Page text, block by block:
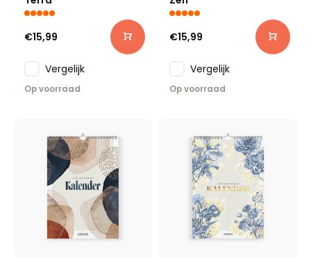
€15,99
Vergelijk
Op voorraad
€15,99
Vergelijk
Op voorraad